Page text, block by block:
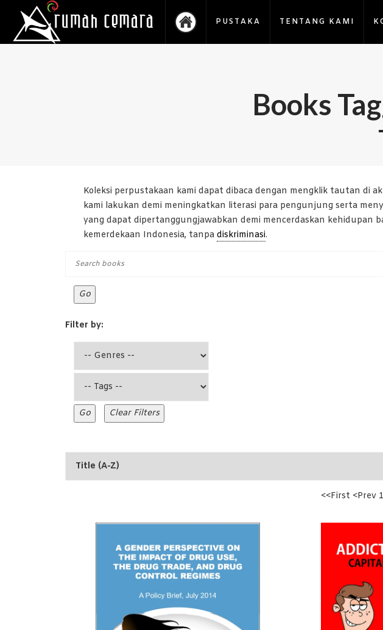
PUSTAKA TENTANG KAMI
Books
Koleksi perpustakaan kami dapat dibaca dengan mengklik tautan di
kami lakukan demi meningkatkan literasi para pengunjung serta
yang dapat dipertanggungjawabkan demi mencerdaskan kehidupan
kemerdekaan Indonesia, tanpa diskriminasi.
Filter by:
<<First <Prev 1